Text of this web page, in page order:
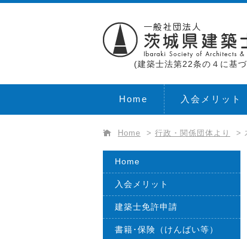
(建築士法第22条の４に基
Home 入会メリット
Home > 行政・関係団体より >
Home
入会メリット
建築士免許申請
書籍･保険（けんばい等）